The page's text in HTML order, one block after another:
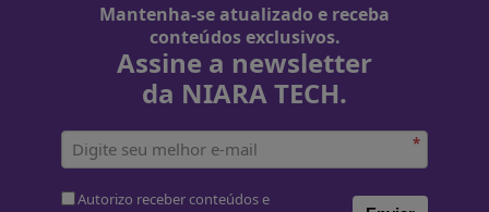
Mantenha-se atualizado e receba
conteúdos exclusivos.
Assine a newsletter
da NIARA TECH.
*
Autorizo receber conteúdos e